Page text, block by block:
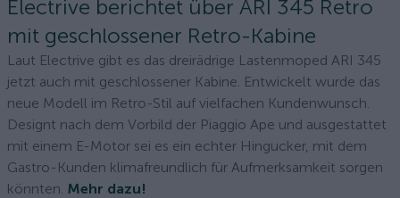
Electrive berichtet über ARI 345 Retro
mit geschlossener Retro-Kabine
Laut Electrive gibt es das dreirädrige Lastenmoped ARI 345
jetzt auch mit geschlossener Kabine. Entwickelt wurde das
neue Modell im Retro-Stil auf vielfachen Kundenwunsch.
Designt nach dem Vorbild der Piaggio Ape und ausgestattet
mit einem E-Motor sei es ein echter Hingucker, mit dem
Gastro-Kunden klimafreundlich für Aufmerksamkeit sorgen
könnten. Mehr dazu!